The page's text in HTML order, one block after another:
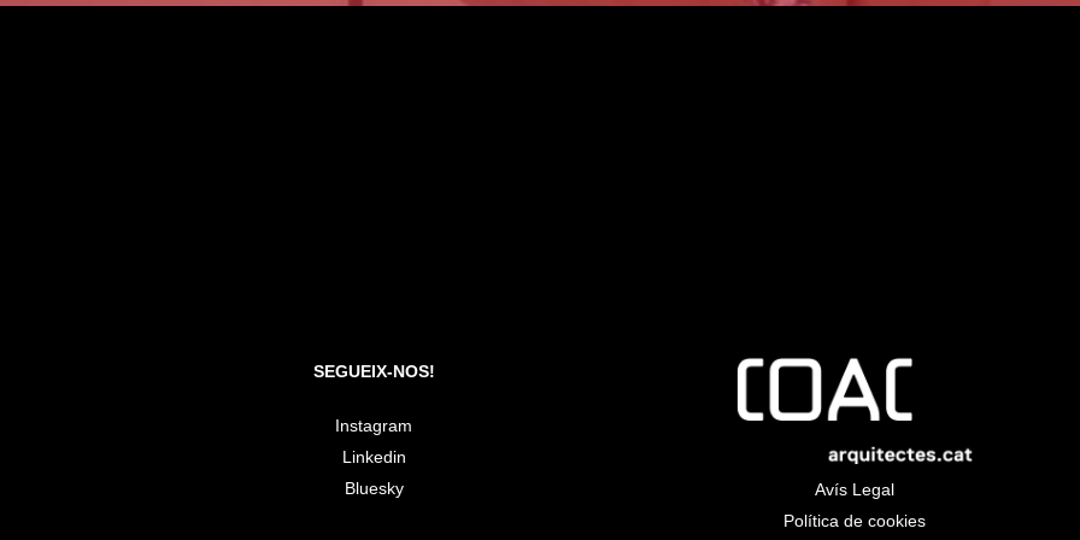
SEGUEIX-NOS!
Instagram
Linkedin
Bluesky
Avís Legal
Política de cookies